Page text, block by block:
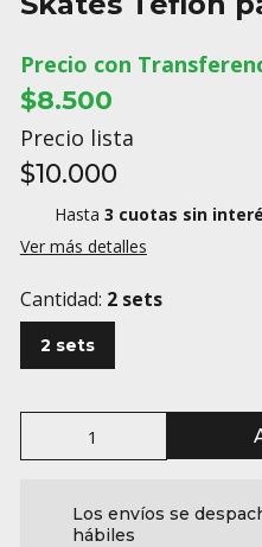
Precio con
$8.500
Precio lista
$10.000
Hasta 3 cuotas sin
Ver más detalles
Cantidad: 2 sets
2 sets
Los envíos se
hábiles